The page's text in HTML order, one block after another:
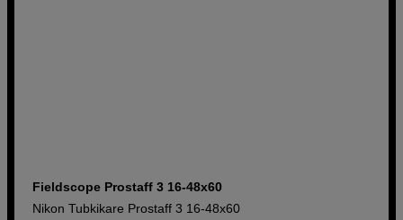
Fieldscope Prostaff 3 16-48x60
Nikon Tubkikare Prostaff 3 16-48x60